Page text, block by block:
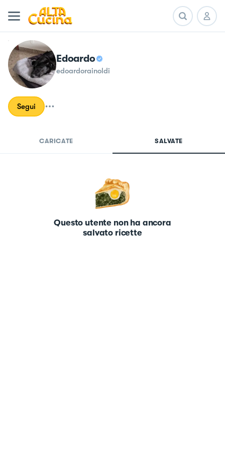
Edoardo
edoardorainoldi
Segui
CARICATE SALVATE
Questo utente non ha ancora
salvato ricette